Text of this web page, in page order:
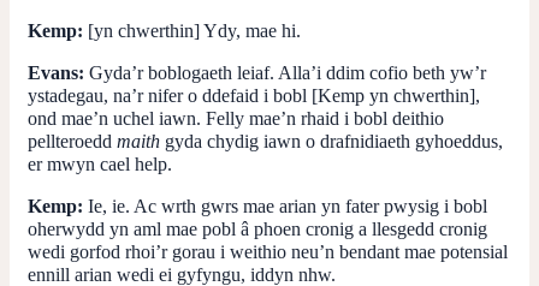
Kemp: [yn chwerthin] Ydy, mae hi.
Evans: Gyda’r boblogaeth leiaf. Alla’i ddim cofio beth yw’r
ystadegau, na’r nifer o ddefaid i bobl [Kemp yn chwerthin],
ond mae’n uchel iawn. Felly mae’n rhaid i bobl deithio
pellteroedd maith gyda chydig iawn o drafnidiaeth gyhoeddus,
er mwyn cael help.
Kemp: Ie, ie. Ac wrth gwrs mae arian yn fater pwysig i bobl
oherwydd yn aml mae pobl â phoen cronig a llesgedd cronig
wedi gorfod rhoi’r gorau i weithio neu’n bendant mae potensial
ennill arian wedi ei gyfyngu, iddyn nhw.